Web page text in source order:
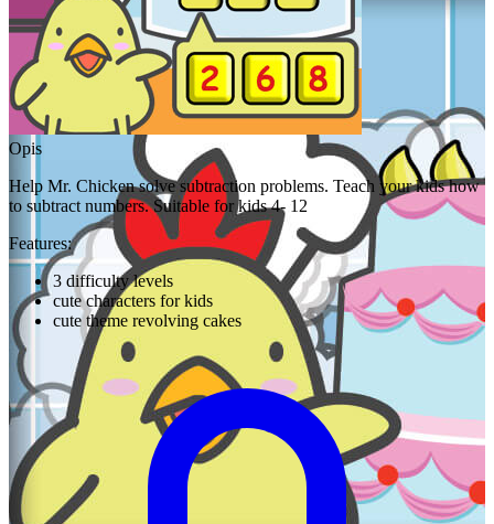
Opis
Help Mr. Chicken solve subtraction problems. Teach your kids how
to subtract numbers. Suitable for kids 4- 12
Features:
3 difficulty levels
cute characters for kids
cute theme revolving cakes